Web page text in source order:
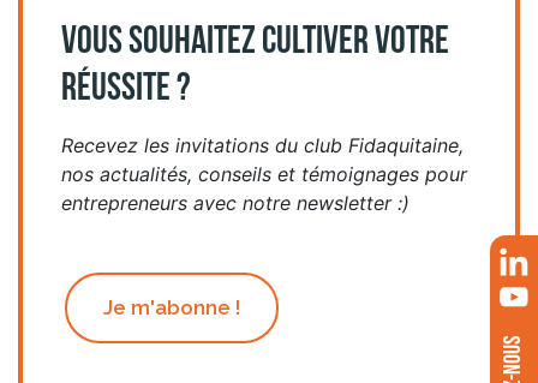
VOUS SOUHAITEZ CULTIVER VOTRE
RÉUSSITE ?
Recevez les invitations du club Fidaquitaine,
nos actualités, conseils et témoignages pour
entrepreneurs avec notre newsletter :)
Je m'abonne !